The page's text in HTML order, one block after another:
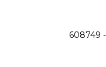
608749